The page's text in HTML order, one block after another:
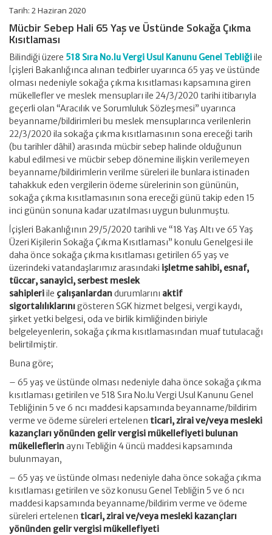
Duyuru
için
Tarih: 2 Haziran 2020
Mücbir Sebep Hali 65 Yaş ve Üstünde Sokağa Çıkma
Kısıtlaması
Bilindiği üzere 518 Sıra No.lu Vergi Usul Kanunu Genel Tebliğiile
İçişleri Bakanlığınca alınan tedbirler uyarınca 65 yaş ve üstünde
olması nedeniyle sokağa çıkma kısıtlaması kapsamına giren
mükellefler ve meslek mensupları ile 24/3/2020 tarihi itibarıyla
geçerli olan “Aracılık ve Sorumluluk Sözleşmesi” uyarınca
beyanname/bildirimleri bu meslek mensuplarınca verilenlerin
22/3/2020 ila sokağa çıkma kısıtlamasının sona ereceği tarih
(bu tarihler dâhil) arasında mücbir sebep halinde olduğunun
kabul edilmesi ve mücbir sebep dönemine ilişkin verilemeyen
beyanname/bildirimlerin verilme süreleri ile bunlara istinaden
tahakkuk eden vergilerin ödeme sürelerinin son gününün,
sokağa çıkma kısıtlamasının sona ereceği günü takip eden 15
inci günün sonuna kadar uzatılması uygun bulunmuştu.
İçişleri Bakanlığının 29/5/2020 tarihli ve “18 Yaş Altı ve 65 Yaş
Üzeri Kişilerin Sokağa Çıkma Kısıtlaması” konulu Genelgesi ile
daha önce sokağa çıkma kısıtlaması getirilen 65 yaş ve
üzerindeki vatandaşlarımız arasındaki işletme sahibi, esnaf,
tüccar, sanayici, serbest meslek
sahipleriile çalışanlardandurumlarını aktif
sigortalılıklarınıgösteren SGK hizmet belgesi, vergi kaydı,
şirket yetki belgesi, oda ve birlik kimliğinden biriyle
belgeleyenlerin, sokağa çıkma kısıtlamasından muaf tutulacağı
belirtilmiştir.
Buna göre;
– 65 yaş ve üstünde olması nedeniyle daha önce sokağa çıkma
kısıtlaması getirilen ve 518 Sıra No.lu Vergi Usul Kanunu Genel
Tebliğinin 5 ve 6 ncı maddesi kapsamında beyanname/bildirim
verme ve ödeme süreleri ertelenen ticari, zirai ve/veya mesleki
kazançları yönünden gelir vergisi mükellefiyeti bulunan
mükelleflerinaynı Tebliğin 4 üncü maddesi kapsamında
bulunmayan,
– 65 yaş ve üstünde olması nedeniyle daha önce sokağa çıkma
kısıtlaması getirilen ve söz konusu Genel Tebliğin 5 ve 6 ncı
maddesi kapsamında beyanname/bildirim verme ve ödeme
süreleri ertelenen ticari, zirai ve/veya mesleki kazançları
yönünden gelir vergisi mükellefiyeti